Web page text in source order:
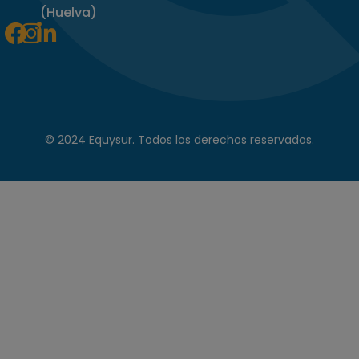
(Huelva)
Facebook
Instagram
Linkedin-
© 2024 Equysur. Todos los derechos reservados.